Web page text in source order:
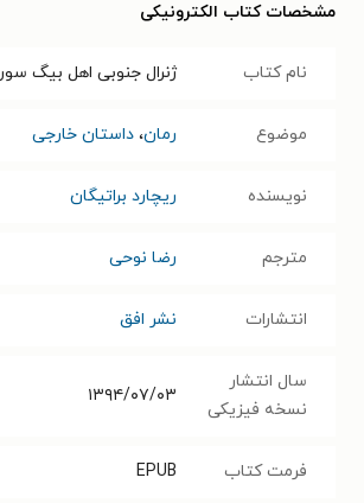
مشخصات کتاب الکترونیکی
نام کتاب ژنرال جنوبی اهل بیگ سور
موضوع رمان، داستان خارجی
نویسنده ریچارد براتیگان
مترجم رضا نوحی
انتشارات نشر افق
سال انتشار
نسخه فیزیکی
۱۳۹۴/۰۷/۰۳
فرمت کتاب EPUB